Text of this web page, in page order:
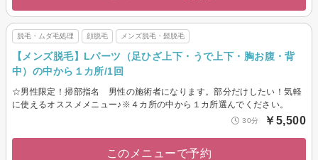
脱毛・ムダ毛処理 顔脱毛 メンズ脱毛・髭脱毛
【メンズ脱毛】Lパーツ（足ひざ上下・うで上下・胸お腹・背
中）の中から１カ所/1回
☆男性限定！掃部指名 男性の施術者になります。部分だけしたい！気軽
に使えるオススメメニュー♪※４カ所の中から１カ所選んでください。
30分 ￥5,500
このメニューで予約